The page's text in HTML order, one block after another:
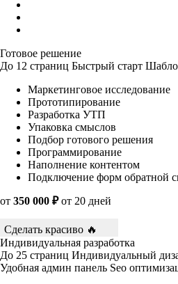
Готовое решение
До 12 страниц Быстрый старт
Маркетинговое исследование
Прототипирование
Разработка УТП
Упаковка смыслов
Подбор готового решения
Программирование
Наполнение контентом
Подключение форм обратной
от 350 000 ₽от 20 дней
Сделать красиво 🔥
Индивидуальная разработка
До 25 страниц Индивидуальный
Удобная админ панель Seo